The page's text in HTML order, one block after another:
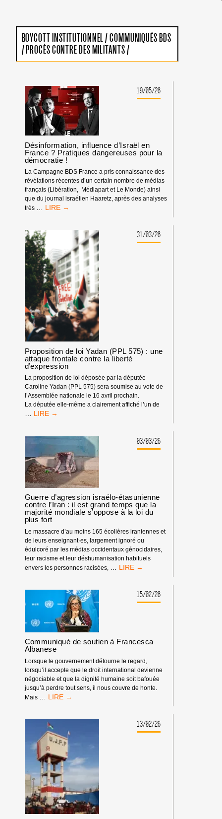
BOYCOTT INSTITUTIONNEL/COMMUNIQUÉS BDS
/ PROCÈS CONTRE DES MILITANTS/
19/05/26
Désinformation, influence d’Israël en
France ? Pratiques dangereuses pour la
démocratie !
La Campagne BDS France a pris connaissance des
révélations récentes d’un certain nombre de médias
français (Libération, Médiapart et Le Monde) ainsi
que du journal israélien Haaretz, après des analyses
très
DÉSINFORMATION,
EN
FRANCE
?
PRATIQUES
DANGEREUSES
POUR
LA
DÉMOCRATIE
!
31/03/26
Proposition de loi Yadan (PPL 575) : une
attaque frontale contre la liberté
d’expression
La proposition de loi déposée par la députée
Caroline Yadan (PPL 575) sera soumise au vote de
l’Assemblée nationale le 16 avril prochain.
La députée elle-même a clairement affiché l’un de
… PROPOSITION
YADAN
575)
:
UNE
ATTAQUE
FRONTALE
CONTRE
LA
LIBERTÉ
D’EXPRESSION
03/03/26
Guerre d’agression israélo-étasunienne
contre l’Iran : il est grand temps que la
majorité mondiale s’oppose à la loi du
plus fort
Le massacre d’au moins 165 écolières iraniennes et
de leurs enseignant·es, largement ignoré ou
édulcoré par les médias occidentaux génocidaires,
leur racisme et leur déshumanisation habituels
envers les personnes racisées,
GUERRE
ÉTASUNIENNE
CONTRE
EST
GRAND
QUE
LA
MAJORITÉ
MONDIALE
15/02/26
Communiqué de soutien à Francesca
Albanese
Lorsque le gouvernement détourne le regard,
lorsqu’il accepte que le droit international devienne
négociable et que la dignité humaine soit bafouée
jusqu’à perdre tout sens, il nous couvre de honte.
Mais
COMMUNIQUÉ
À
FRANCESCA
ALBANESE
13/02/26